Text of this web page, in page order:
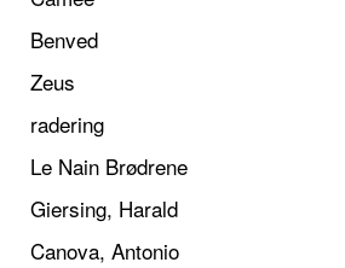
Benved
Zeus
radering
Le Nain Brødrene
Giersing, Harald
Canova, Antonio